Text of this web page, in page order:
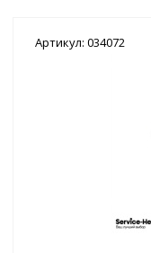
Артикул: 034072